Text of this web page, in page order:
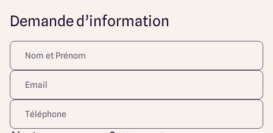
construction moderne garantit un confort optimal, tandis
Ce terrain et cette maison sont le point de départ de vos
nouveaux souvenirs.
Contactez nous pour échanger sur votre projet de
construction.
Découvrez toutes nos offres et réalisations ARLOGIS sur
notre site Internet. Visuel d'illustration. Le modèle est
Demande d’information